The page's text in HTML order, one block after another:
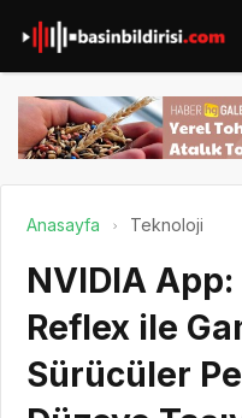
Anasayfa Teknoloji
NVIDIA App:
Reflex ile
Sürücüler